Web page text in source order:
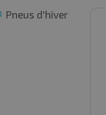
Pneus d'hiver